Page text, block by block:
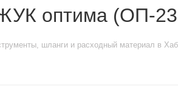
оптима (ОП-
шланги и расходный материал в